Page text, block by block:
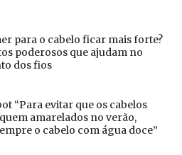
para o cabelo ficar mais forte?
poderosos que ajudam no
dos fios
“Para evitar que os cabelos
amarelados no verão,
o cabelo com água doce”